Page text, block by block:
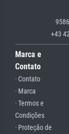
+43
Marca e
Contato
· Contato
· Marca
· Termos e
Condições
· Proteção de